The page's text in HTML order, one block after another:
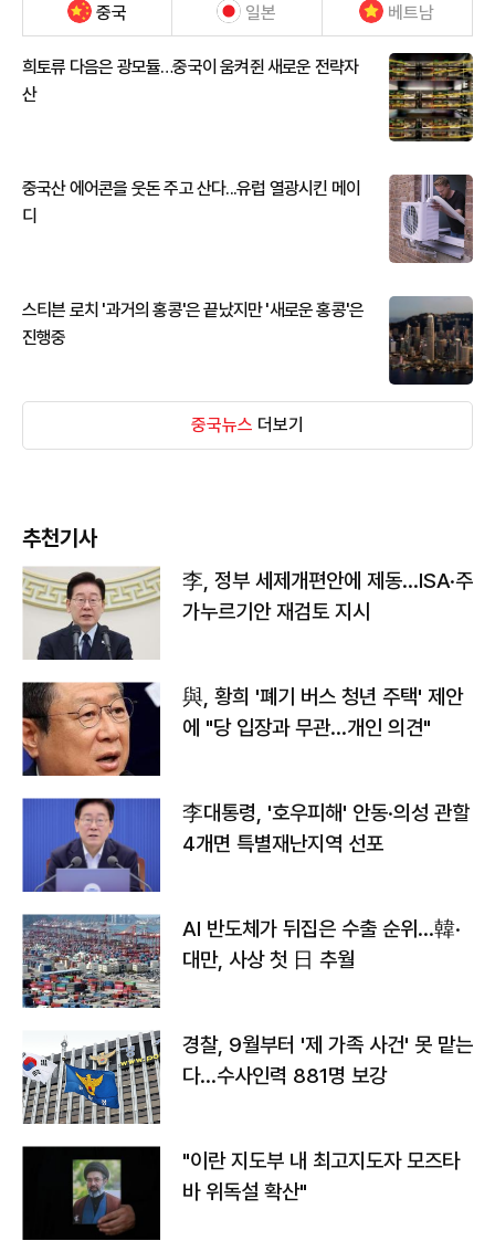
중국 일본 베트남
희토류 다음은 광모듈…중국이 움켜쥔 새로운 전략자
산
중국산 에어콘을 웃돈 주고 산다...유럽 열광시킨 메이
디
스티븐 로치 '과거의 홍콩'은 끝났지만 '새로운 홍콩'은
진행중
중국뉴스 더보기
추천기사
李, 정부 세제개편안에 제동…ISA·주
가누르기안 재검토 지시
與, 황희 '폐기 버스 청년 주택' 제안
에 "당 입장과 무관…개인 의견"
李대통령, '호우피해' 안동·의성 관할
4개면 특별재난지역 선포
AI 반도체가 뒤집은 수출 순위…韓·
대만, 사상 첫 日 추월
경찰, 9월부터 '제 가족 사건' 못 맡는
다…수사인력 881명 보강
"이란 지도부 내 최고지도자 모즈타
바 위독설 확산"